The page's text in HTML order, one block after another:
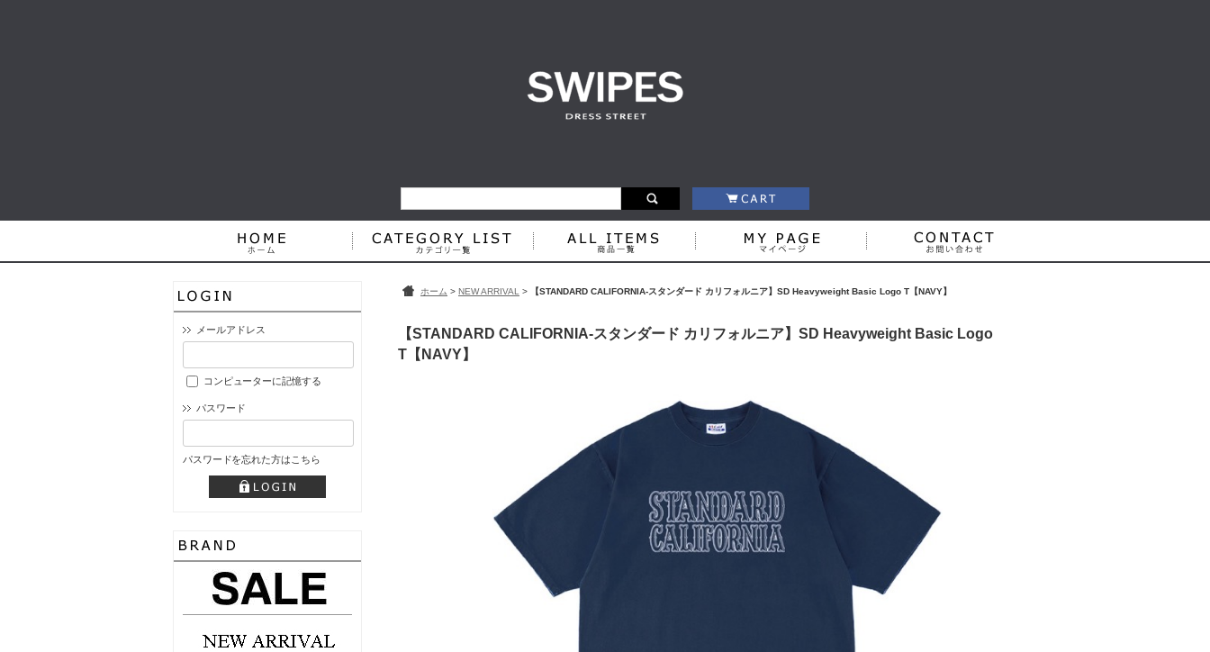
メールアドレス
コンピューターに記憶する
パスワード
パスワードを忘れた方はこちら
ホーム > NEW ARRIVAL > 【STANDARD CALIFORNIA-スタンダード カリフォルニア】SD Heavyweight Basic Logo T【NAVY】
【STANDARD CALIFORNIA-スタンダード カリフォルニア】SD Heavyweight Basic Logo
T【NAVY】